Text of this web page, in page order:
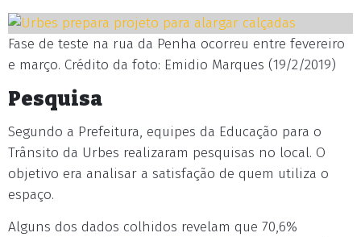
Fase de teste na rua da Penha ocorreu entre fevereiro
e março. Crédito da foto: Emidio Marques (19/2/2019)
Pesquisa
Segundo a Prefeitura, equipes da Educação para o
Trânsito da Urbes realizaram pesquisas no local. O
objetivo era analisar a satisfação de quem utiliza o
espaço.
Alguns dos dados colhidos revelam que 70,6%